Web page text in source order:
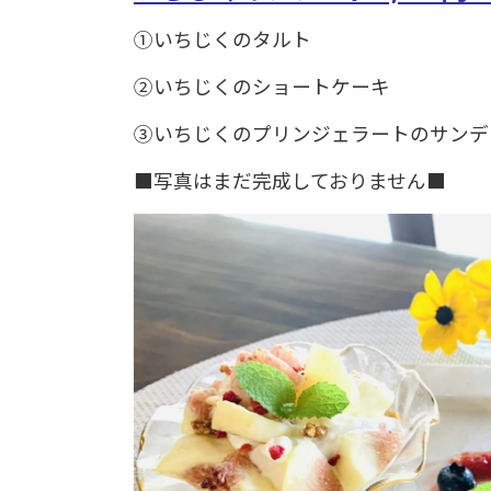
①いちじくのタルト
②いちじくのショートケーキ
③いちじくのプリンジェラートのサン
■写真はまだ完成しておりません■